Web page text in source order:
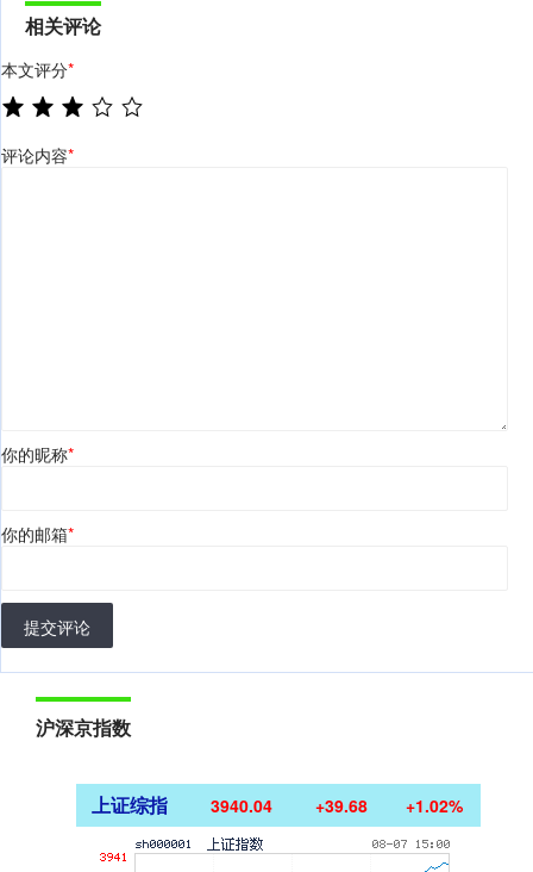
相关评论
本文评分*
评论内容*
你的昵称*
你的邮箱*
提交评论
沪深京指数
上证综指 3940.04 +39.68 +1.02%